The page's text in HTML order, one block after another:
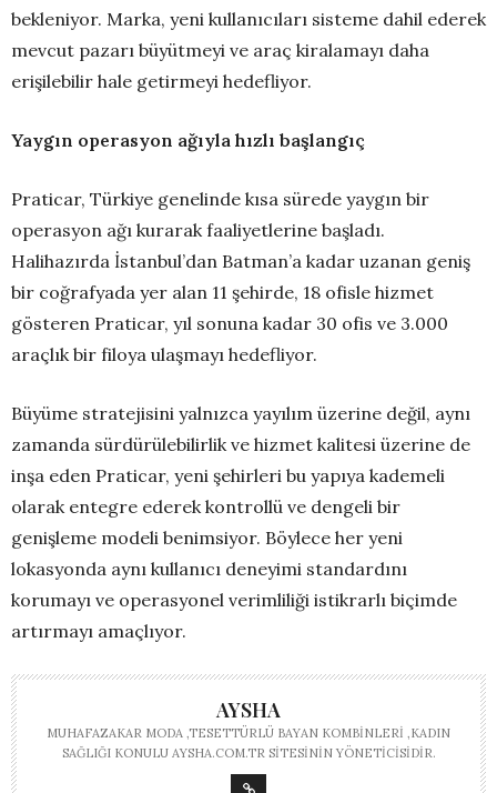
bekleniyor. Marka, yeni kullanıcıları sisteme dahil ederek
mevcut pazarı büyütmeyi ve araç kiralamayı daha
erişilebilir hale getirmeyi hedefliyor.
Yaygın operasyon ağıyla hızlı başlangıç
Praticar, Türkiye genelinde kısa sürede yaygın bir
operasyon ağı kurarak faaliyetlerine başladı.
Halihazırda İstanbul’dan Batman’a kadar uzanan geniş
bir coğrafyada yer alan 11 şehirde, 18 ofisle hizmet
gösteren Praticar, yıl sonuna kadar 30 ofis ve 3.000
araçlık bir filoya ulaşmayı hedefliyor.
Büyüme stratejisini yalnızca yayılım üzerine değil, aynı
zamanda sürdürülebilirlik ve hizmet kalitesi üzerine de
inşa eden Praticar, yeni şehirleri bu yapıya kademeli
olarak entegre ederek kontrollü ve dengeli bir
genişleme modeli benimsiyor. Böylece her yeni
lokasyonda aynı kullanıcı deneyimi standardını
korumayı ve operasyonel verimliliği istikrarlı biçimde
artırmayı amaçlıyor.
AYSHA
MUHAFAZAKAR MODA ,TESETTÜRLÜ BAYAN KOMBINLERI ,KADIN
SAĞLIĞI KONULU AYSHA.COM.TR SITESININ YÖNETICISIDIR.